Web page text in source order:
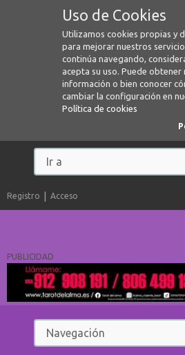
Uso de Cookies
Utilizamos cookies propias y
para mejorar nuestros
continúa navegando,
acepta su uso. Puede obtener
información o bien conocer
cambiar la configuración en
Política de cookies
Registro Acceso
PUBLICIDAD